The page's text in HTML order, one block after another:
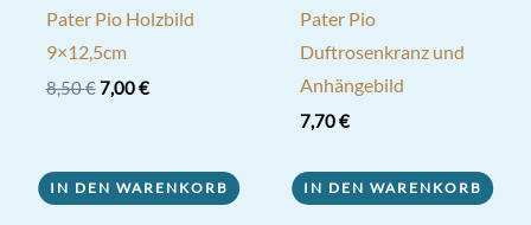
Pater Pio Holzbild
9×12,5cm
8,50€ Ursprünglicher
7,00€Aktueller
IN DEN WARENKORB
Pater Pio
Duftrosenkranz und
Anhängebild
7,70€
IN DEN WARENKORB